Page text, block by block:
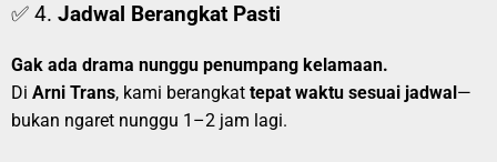
✅ 4. Jadwal Berangkat Pasti
Gak ada drama nunggu penumpang kelamaan.
Di Arni Trans, kami berangkat tepat waktu sesuai jadwal —
bukan ngaret nunggu 1–2 jam lagi.